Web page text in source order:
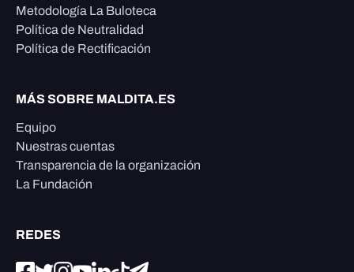
Metodología La Buloteca
Política de Neutralidad
Política de Rectificación
MÁS SOBRE MALDITA.ES
Equipo
Nuestras cuentas
Transparencia de la organización
La Fundación
REDES